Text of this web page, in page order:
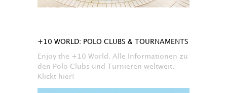
+10 WORLD: POLO CLUBS & TOURNAMENTS
Enjoy the +10 World. Alle Informationen zu
den Polo Clubs und Turnieren weltweit.
Klickt hier!